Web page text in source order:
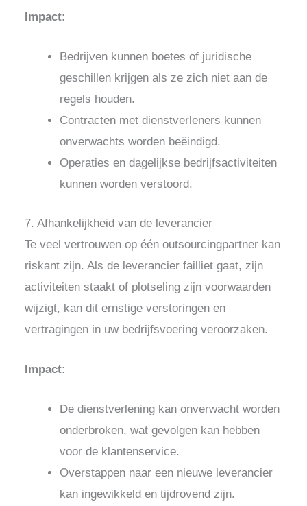
Impact:
Bedrijven kunnen boetes of juridische
geschillen krijgen als ze zich niet aan de
regels houden.
Contracten met dienstverleners kunnen
onverwachts worden beëindigd.
Operaties en dagelijkse bedrijfsactiviteiten
kunnen worden verstoord.
7. Afhankelijkheid van de leverancier
Te veel vertrouwen op één outsourcingpartner kan
riskant zijn. Als de leverancier failliet gaat, zijn
activiteiten staakt of plotseling zijn voorwaarden
wijzigt, kan dit ernstige verstoringen en
vertragingen in uw bedrijfsvoering veroorzaken.
Impact:
De dienstverlening kan onverwacht worden
onderbroken, wat gevolgen kan hebben
voor de klantenservice.
Overstappen naar een nieuwe leverancier
kan ingewikkeld en tijdrovend zijn.